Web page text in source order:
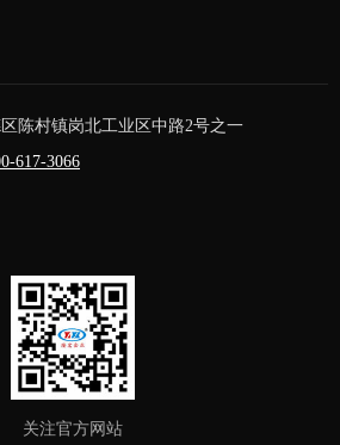
陈村镇岗北工业区中路2号之一
617-3066
关注官方网站